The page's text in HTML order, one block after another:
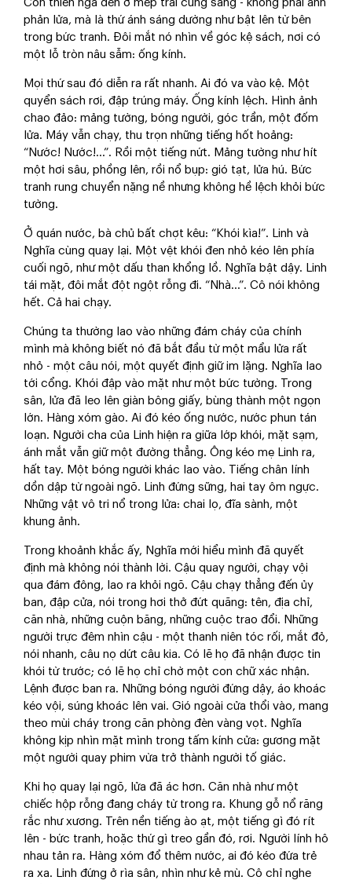
Con thiên nga đen ở mép trái cũng sáng - không phải ánh
phản lửa, mà là thứ ánh sáng dường như bật lên từ bên
trong bức tranh. Đôi mắt nó nhìn về góc kệ sách, nơi có
một lỗ tròn nâu sẫm: ống kính.
Mọi thứ sau đó diễn ra rất nhanh. Ai đó va vào kệ. Một
quyển sách rơi, đập trúng máy. Ống kính lệch. Hình ảnh
chao đảo: mảng tường, bóng người, góc trần, một đốm
lửa. Máy vẫn chạy, thu trọn những tiếng hốt hoảng:
“Nước! Nước!...”. Rồi một tiếng nứt. Mảng tường như hít
một hơi sâu, phồng lên, rồi nổ bụp: gió tạt, lửa hú. Bức
tranh rung chuyển nặng nề nhưng không hề lệch khỏi bức
tường.
Ở quán nước, bà chủ bất chợt kêu: “Khói kìa!”. Linh và
Nghĩa cùng quay lại. Một vệt khói đen nhỏ kéo lên phía
cuối ngõ, như một dấu than khổng lồ. Nghĩa bật dậy. Linh
tái mặt, đôi mắt đột ngột rỗng đi. “Nhà…”. Cô nói không
hết. Cả hai chạy.
Chúng ta thường lao vào những đám cháy của chính
mình mà không biết nó đã bắt đầu từ một mẩu lửa rất
nhỏ - một câu nói, một quyết định giữ im lặng. Nghĩa lao
tới cổng. Khói đập vào mặt như một bức tường. Trong
sân, lửa đã leo lên giàn bông giấy, bùng thành một ngọn
lớn. Hàng xóm gào. Ai đó kéo ống nước, nước phun tán
loạn. Người cha của Linh hiện ra giữa lớp khói, mặt sạm,
ánh mắt vẫn giữ một đường thẳng. Ông kéo mẹ Linh ra,
hất tay. Một bóng người khác lao vào. Tiếng chân lính
dồn dập từ ngoài ngõ. Linh đứng sững, hai tay ôm ngực.
Những vật vô tri nổ trong lửa: chai lọ, đĩa sành, một
khung ảnh.
Trong khoảnh khắc ấy, Nghĩa mới hiểu mình đã quyết
định mà không nói thành lời. Cậu quay người, chạy vội
qua đám đông, lao ra khỏi ngõ. Cậu chạy thẳng đến ủy
ban, đập cửa, nói trong hơi thở đứt quãng: tên, địa chỉ,
căn nhà, những cuộn băng, những cuộc trao đổi. Những
người trực đêm nhìn cậu - một thanh niên tóc rối, mắt đỏ,
nói nhanh, câu nọ dứt câu kia. Có lẽ họ đã nhận được tin
khói từ trước; có lẽ họ chỉ chờ một con chữ xác nhận.
Lệnh được ban ra. Những bóng người đứng dậy, áo khoác
kéo vội, súng khoác lên vai. Gió ngoài cửa thổi vào, mang
theo mùi cháy trong căn phòng đèn vàng vọt. Nghĩa
không kịp nhìn mặt mình trong tấm kính cửa: gương mặt
một người quay phim vừa trở thành người tố giác.
Khi họ quay lại ngõ, lửa đã ác hơn. Căn nhà như một
chiếc hộp rỗng đang cháy từ trong ra. Khung gỗ nổ răng
rắc như xương. Trên nền tiếng ào ạt, một tiếng gì đó rít
lên - bức tranh, hoặc thứ gì treo gần đó, rơi. Người lính hô
nhau tản ra. Hàng xóm đổ thêm nước, ai đó kéo đứa trẻ
ra xa. Linh đứng ở rìa sân, nhìn như kẻ mù. Cô chỉ nghe